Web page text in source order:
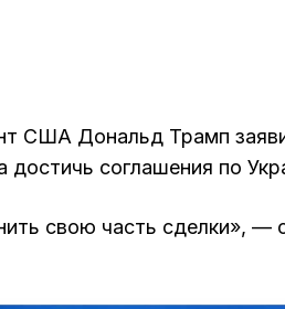
США Дональд Трамп
соглашения по
свою часть сделки», —